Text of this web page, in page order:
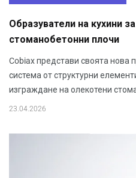
Образуватели на кухини
стоманобетонни плочи
Cobiax представи своята нова
система от структурни
изграждане на олекотени
23.04.2026